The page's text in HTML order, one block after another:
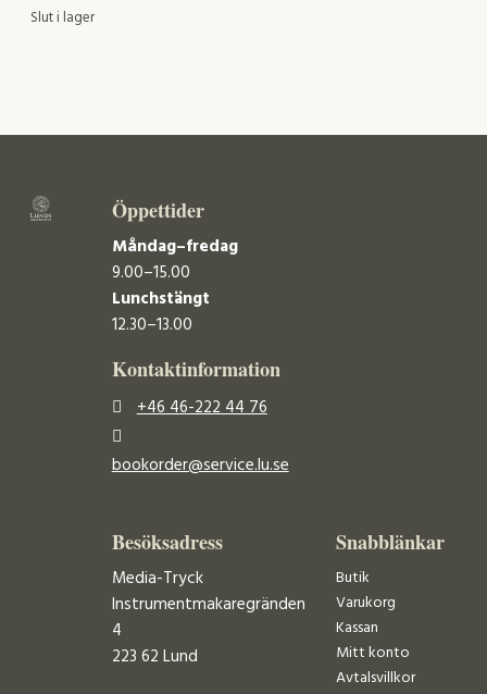
Slut i lager
Öppettider
Måndag–fredag
9.00–15.00
Lunchstängt
12.30–13.00
Kontaktinformation
+46 46-222 44 76
bookorder@service.lu.se
Besöksadress
Media-Tryck
Instrumentmakaregränden
4
223 62 Lund
Snabblänkar
Butik
Varukorg
Kassan
Mitt konto
Avtalsvillkor